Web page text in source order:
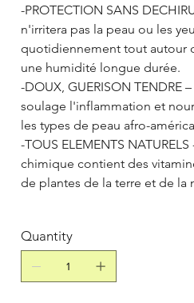
-PROTECTION SANS
n'irritera pas la peau ou les
quotidiennement tout autour
une humidité longue durée.
-DOUX, GUERISON TENDRE
soulage l'inflammation et
les types de peau afro-
-TOUS ELEMENTS
chimique contient des
de plantes de la terre et de la
Quantity